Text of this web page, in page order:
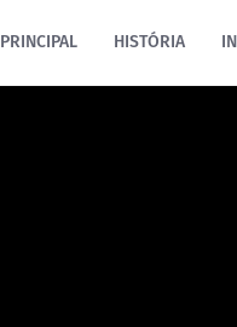
PRINCIPAL HISTÓRIA